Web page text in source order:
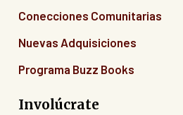
Conecciones Comunitarias
Nuevas Adquisiciones
Programa Buzz Books
Involúcrate